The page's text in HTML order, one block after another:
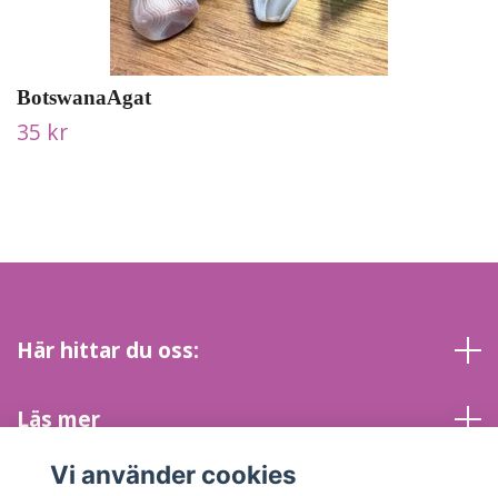
BotswanaAgat
35 kr
Här hittar du oss:
Läs mer
Sociala medier
Vi använder cookies